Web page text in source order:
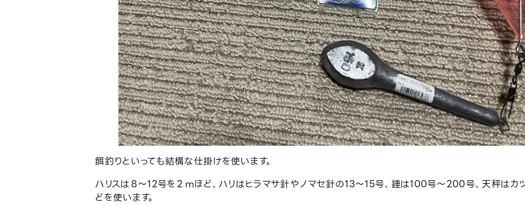
餌釣りといっても結構な仕掛けを使います。
ハリスは８～12号を２ｍほど、ハリはヒラマサ針やノマセ針の13～15号、錘は100号～200号、天秤はカ
どを使います。